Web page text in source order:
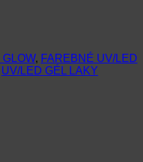
, FAREBNÉ UV/LED
UV/LED GÉL LAKY